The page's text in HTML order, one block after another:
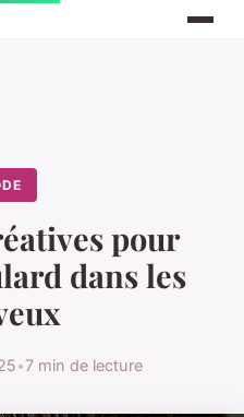
pour
dans les
•7 min de lecture